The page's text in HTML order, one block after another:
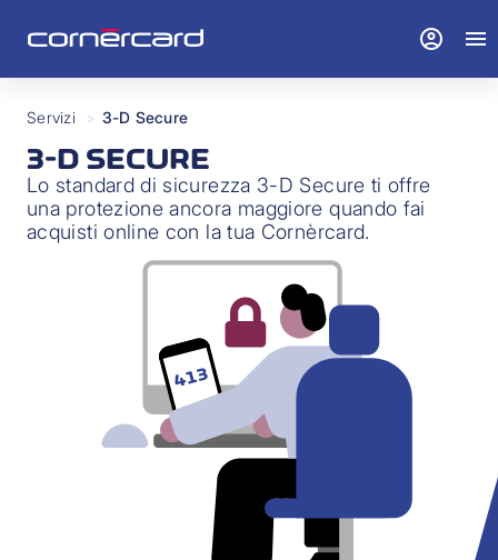
Servizi > 3-D Secure
3-D SECURE
Lo standard di sicurezza 3-D Secure ti offre
una protezione ancora maggiore quando fai
acquisti online con la tua Cornèrcard.
account_circle menu